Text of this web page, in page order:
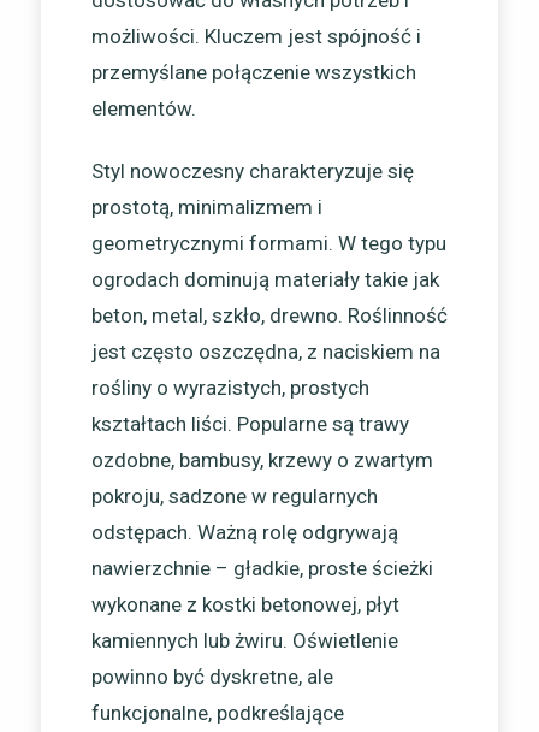
możliwości. Kluczem jest spójność i
przemyślane połączenie wszystkich
elementów.
Styl nowoczesny charakteryzuje się
prostotą, minimalizmem i
geometrycznymi formami. W tego typu
ogrodach dominują materiały takie jak
beton, metal, szkło, drewno. Roślinność
jest często oszczędna, z naciskiem na
rośliny o wyrazistych, prostych
kształtach liści. Popularne są trawy
ozdobne, bambusy, krzewy o zwartym
pokroju, sadzone w regularnych
odstępach. Ważną rolę odgrywają
nawierzchnie – gładkie, proste ścieżki
wykonane z kostki betonowej, płyt
kamiennych lub żwiru. Oświetlenie
powinno być dyskretne, ale
funkcjonalne, podkreślające